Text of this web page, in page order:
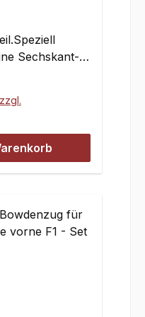
Sechskant-
zum
Kugelgelenke
8
wird vom
in
Stück